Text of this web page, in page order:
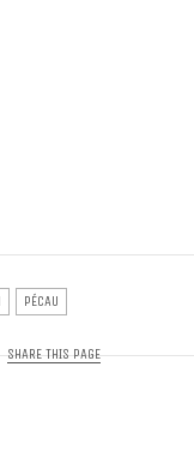
PÉCAU
SHARE THIS PAGE